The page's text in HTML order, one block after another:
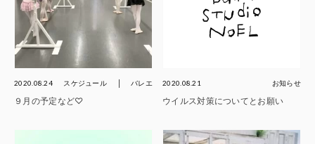
2020.08.24 スケジュール バレエ
９月の予定など♡
2020.08.21 お知らせ
ウイルス対策についてとお願い